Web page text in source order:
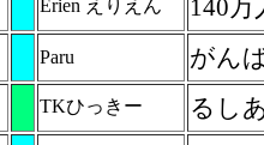
Erien えりえん 140
Paru がん
TKひっきー るし